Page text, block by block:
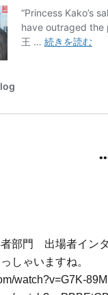
部門 出場者イン
しゃいますね。
watch?v=G7K-